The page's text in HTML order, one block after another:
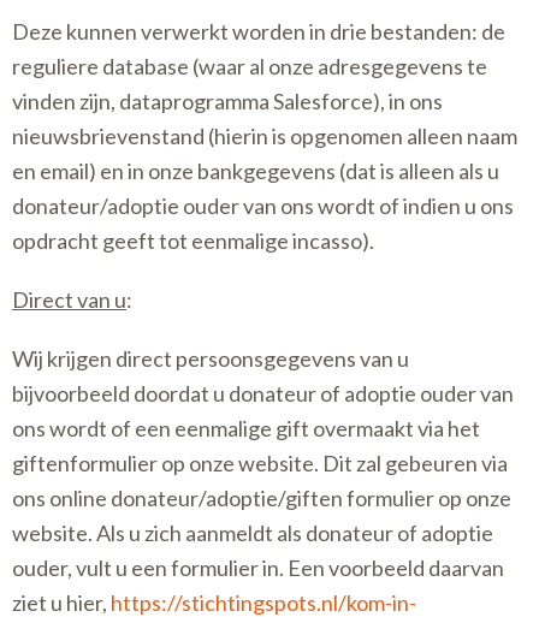
Deze kunnen verwerkt worden in drie bestanden: de
reguliere database (waar al onze adresgegevens te
vinden zijn, dataprogramma Salesforce), in ons
nieuwsbrievenstand (hierin is opgenomen alleen naam
en email) en in onze bankgegevens (dat is alleen als u
donateur/adoptie ouder van ons wordt of indien u ons
opdracht geeft tot eenmalige incasso).
Direct van u:
Wij krijgen direct persoonsgegevens van u
bijvoorbeeld doordat u donateur of adoptie ouder van
ons wordt of een eenmalige gift overmaakt via het
giftenformulier op onze website. Dit zal gebeuren via
ons online donateur/adoptie/giften formulier op onze
website. Als u zich aanmeldt als donateur of adoptie
ouder, vult u een formulier in. Een voorbeeld daarvan
ziet u hier, https://stichtingspots.nl/kom-in-